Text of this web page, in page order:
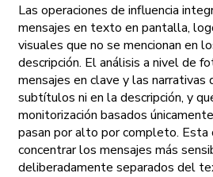
Las operaciones de influencia
mensajes en texto en pantalla,
visuales que no se mencionan en
descripción. El análisis a nivel de
mensajes en clave y las narrativas
subtítulos ni en la descripción, y
monitorización basados
pasan por alto por completo. Esta
concentrar los mensajes más
deliberadamente separados del